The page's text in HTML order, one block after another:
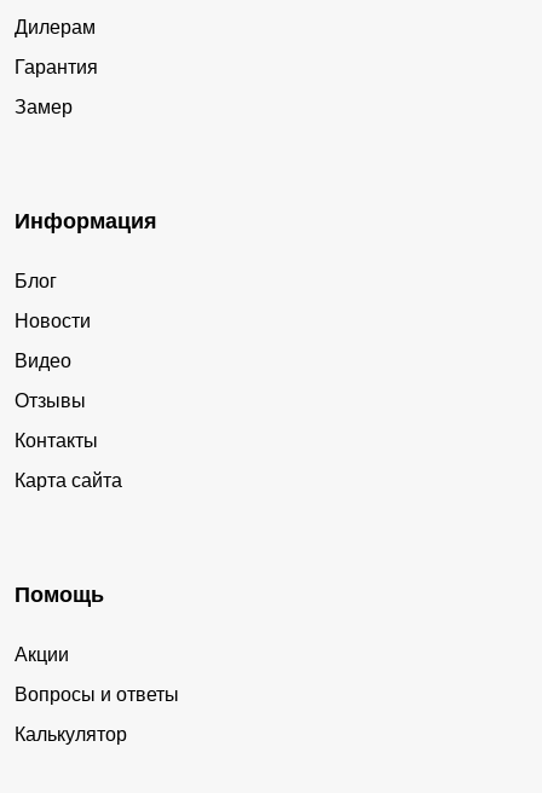
Дилерам
Гарантия
Замер
Информация
Блог
Новости
Видео
Отзывы
Контакты
Карта сайта
Помощь
Акции
Вопросы и ответы
Калькулятор